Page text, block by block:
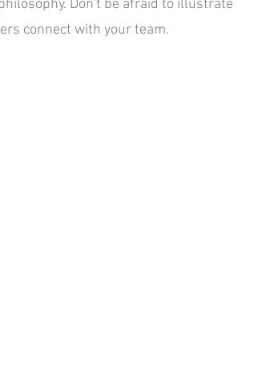
Don't be afraid to illustrate
connect with your team.